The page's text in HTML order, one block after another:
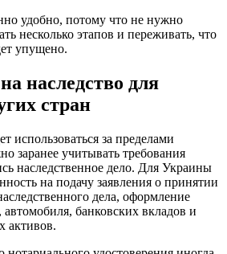
удобно, потому что не нужно
несколько этапов и переживать, что
упущено.
наследство для
стран
использоваться за пределами
заранее учитывать требования
наследственное дело. Для Украины
на подачу заявления о принятии
дела, оформление
банковских вкладов и
активов.